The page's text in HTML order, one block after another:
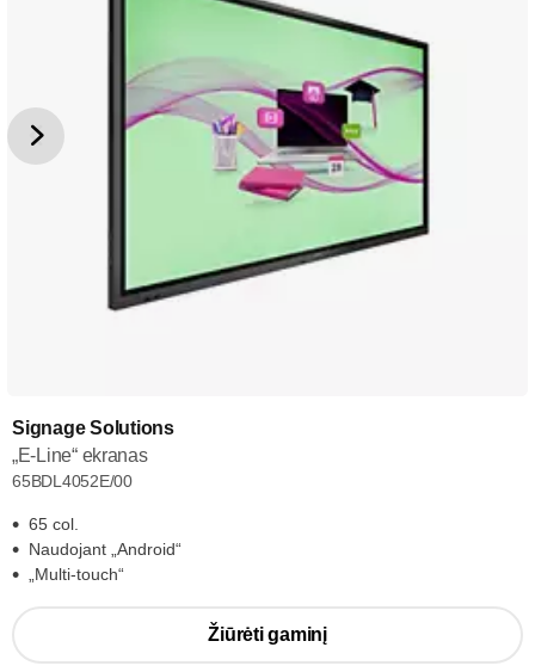
Signage Solutions
„E-Line“ ekranas
65BDL4052E/00
65 col.
Naudojant „Android“
„Multi-touch“
Žiūrėti gaminį